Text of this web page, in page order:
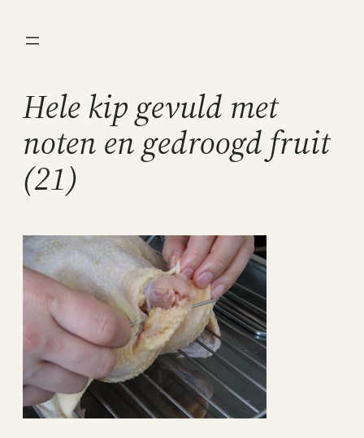
naar
Hele kip gevuld met
noten en gedroogd fruit
(21)